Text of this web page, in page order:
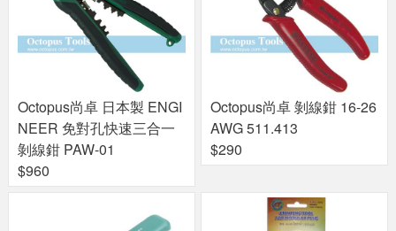
Octopus尚卓 日本製 ENGI
NEER 免對孔快速三合一
剝線鉗 PAW-01
$960
Octopus尚卓 剝線鉗 16-26
AWG 511.413
$290